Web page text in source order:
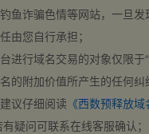
鱼诈骗色情等网站，一旦
由您自行承担；
进行域名交易的对象仅限于
的附加价值所产生的任何
议仔细阅读 《西数预释放
有疑问可联系在线客服确认；